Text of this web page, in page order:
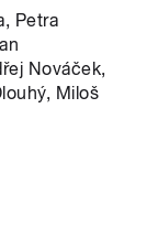
Petra
Nováček,
Miloš